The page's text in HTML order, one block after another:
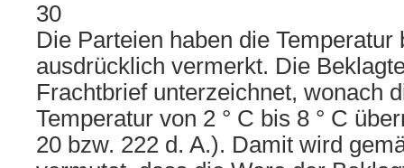
30
Die Parteien haben die Temperatur
ausdrücklich vermerkt. Die
Frachtbrief unterzeichnet, wonach
Temperatur von 2 ° C bis 8 ° C
20 bzw. 222 d. A.). Damit wird